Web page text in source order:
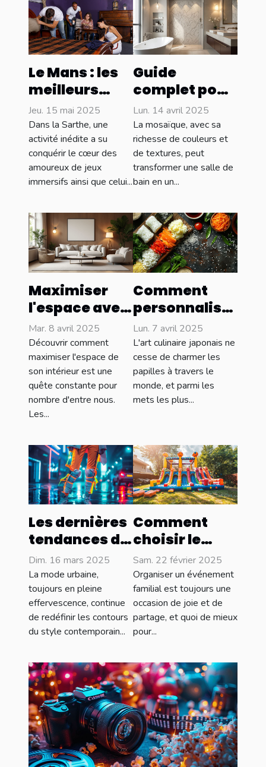
Le Mans : les
meilleurs
escape
games à
découvrir
absolument !
Jeu. 15 mai 2025
Dans la Sarthe, une
activité inédite a su
conquérir le cœur des
amoureux de jeux
immersifs ainsi que celui...
Guide
complet pour
choisir la
mosaïque
idéale pour
salles de bain
Lun. 14 avril 2025
La mosaïque, avec sa
richesse de couleurs et
de textures, peut
transformer une salle de
bain en un...
Maximiser
l'espace avec
des meubles
sur mesure :
astuces et
avantages
Mar. 8 avril 2025
Découvrir comment
maximiser l'espace de
son intérieur est une
quête constante pour
nombre d'entre nous.
Les...
Comment
personnaliser
vos onigiris
avec des
ingrédients
locaux
Lun. 7 avril 2025
L'art culinaire japonais ne
cesse de charmer les
papilles à travers le
monde, et parmi les
mets les plus...
Les dernières
tendances de
la mode
urbaine en
2023
Dim. 16 mars 2025
La mode urbaine,
toujours en pleine
effervescence, continue
de redéfinir les contours
du style contemporain...
Comment
choisir le
meilleur
château
gonflable
pour votre
événement
familial
Sam. 22 février 2025
Organiser un événement
familial est toujours une
occasion de joie et de
partage, et quoi de mieux
pour...